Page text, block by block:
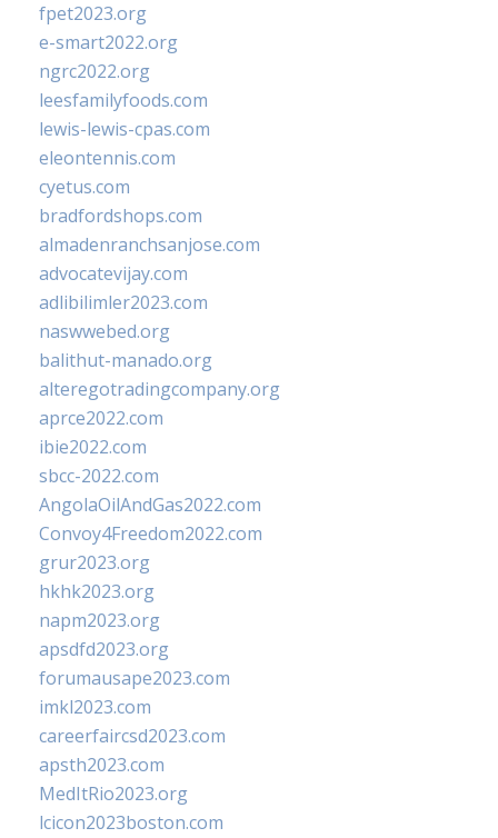
fpet2023.org
e-smart2022.org
ngrc2022.org
leesfamilyfoods.com
lewis-lewis-cpas.com
eleontennis.com
cyetus.com
bradfordshops.com
almadenranchsanjose.com
advocatevijay.com
adlibilimler2023.com
naswwebed.org
balithut-manado.org
alteregotradingcompany.org
aprce2022.com
ibie2022.com
sbcc-2022.com
AngolaOilAndGas2022.com
Convoy4Freedom2022.com
grur2023.org
hkhk2023.org
napm2023.org
apsdfd2023.org
forumausape2023.com
imkl2023.com
careerfaircsd2023.com
apsth2023.com
MedItRio2023.org
lcicon2023boston.com